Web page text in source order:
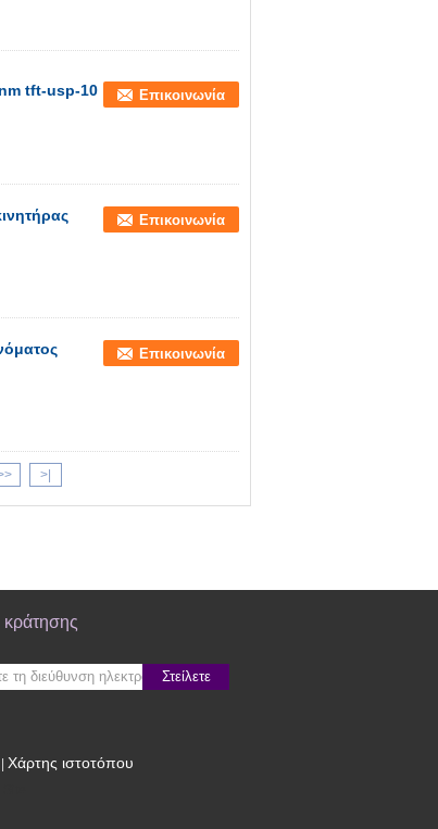
tft-usp-10 Επικοινωνία
Επικοινωνία
Επικοινωνία
>|
κράτησης
Στείλετε
| Χάρτης ιστοτόπου